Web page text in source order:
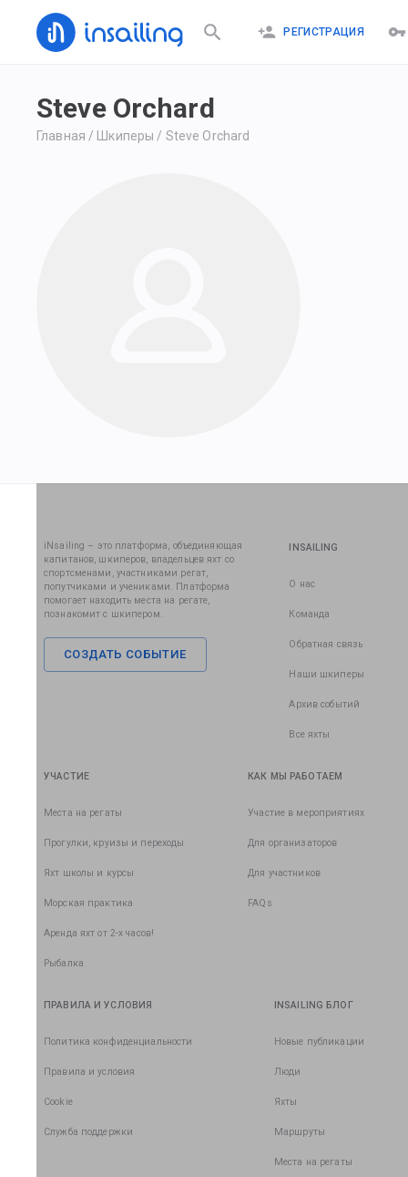
РЕГИСТРАЦИЯ
Steve Orchard
Главная / Шкиперы / Steve Orchard
iNsailing – это платформа, объединяющая
капитанов, шкиперов, владельцев яхт со
спортсменами, участниками регат,
попутчиками и учениками. Платформа
помогает находить места на регате,
познакомит с шкипером.
СОЗДАТЬ СОБЫТИЕ
INSAILING
О нас
Команда
Обратная связь
Наши шкиперы
Архив событий
Все яхты
УЧАСТИЕ
Места на регаты
Прогулки, круизы и переходы
Яхт школы и курсы
Морская практика
Аренда яхт от 2-х часов!
Рыбалка
КАК МЫ РАБОТАЕМ
Участие в мероприятиях
Для организаторов
Для участников
FAQs
ПРАВИЛА И УСЛОВИЯ
Политика конфиденциальности
Правила и условия
Cookie
Служба поддержки
INSAILING БЛОГ
Новые публикации
Люди
Яхты
Маршруты
Места на регаты